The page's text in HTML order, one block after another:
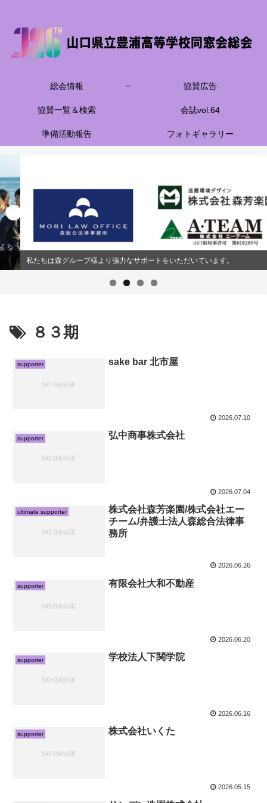
総会情報 協賛広告
協賛一覧＆検索 会誌vol.64
準備活動報告 フォトギャラリー
私たちは森グループ様より強力なサポートをいただいています。
８３期
supporter sake bar 北市屋
2026.07.10
supporter 弘中商事株式会社
2026.07.04
ultimate supporter
株式会社森芳楽園/株式会社エー
チーム/弁護士法人森総合法律事
務所
2026.06.26
supporter 有限会社大和不動産
2026.06.20
supporter 学校法人下関学院
2026.06.16
supporter 株式会社いくた
2026.05.15